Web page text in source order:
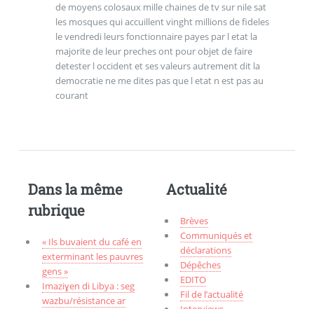
de moyens colosaux mille chaines de tv sur nile sat
les mosques qui accuillent vinght millions de fideles
le vendredi leurs fonctionnaire payes par l etat la
majorite de leur preches ont pour objet de faire
detester l occident et ses valeurs autrement dit la
democratie ne me dites pas que l etat n est pas au
courant
Dans la même
rubrique
« Ils buvaient du café en
exterminant les pauvres
gens »
Imaziɣen di Libya : seg
wazbu/résistance ar
Actualité
Brèves
Communiqués et
déclarations
Dépêches
EDITO
Fil de l’actualité